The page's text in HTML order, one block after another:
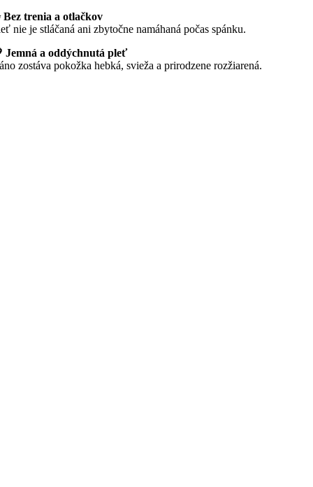
Bez trenia a otlačkov
nie je stláčaná ani zbytočne namáhaná počas spánku.
Jemná a oddýchnutá pleť
zostáva pokožka hebká, svieža a prirodzene rozžiarená.